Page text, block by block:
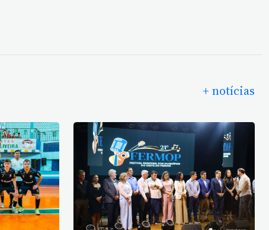
+ notícias